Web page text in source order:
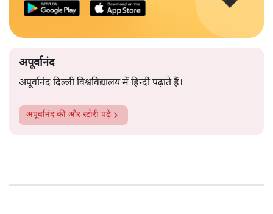
अपूर्वानंद
अपूर्वानंद दिल्ली विश्वविद्यालय में हिन्दी पढ़ाते हैं।
अपूर्वानंदकी और स्टोरी पढ़ें